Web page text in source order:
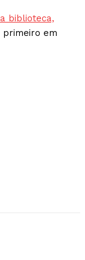
biblioteca,
primeiro em